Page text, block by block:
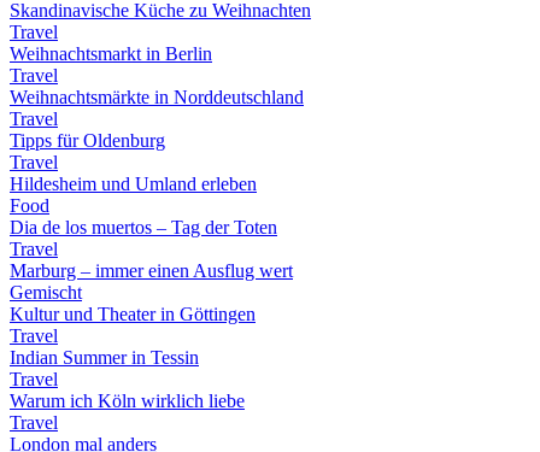
Skandinavische Küche zu Weihnachten
Travel
Weihnachtsmarkt in Berlin
Travel
Weihnachtsmärkte in Norddeutschland
Travel
Tipps für Oldenburg
Travel
Hildesheim und Umland erleben
Food
Dia de los muertos – Tag der Toten
Travel
Marburg – immer einen Ausflug wert
Gemischt
Kultur und Theater in Göttingen
Travel
Indian Summer in Tessin
Travel
Warum ich Köln wirklich liebe
Travel
London mal anders